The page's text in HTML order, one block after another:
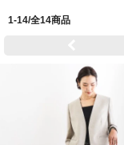
1-14/全14商品